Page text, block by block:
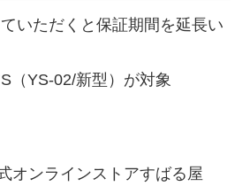
いただくと保証期間を延長い
（YS-02/新型）が対象
オンラインストアすばる屋